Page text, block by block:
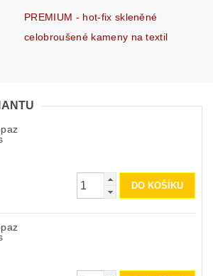
PREMIUM - hot-fix skleněné
celobroušené kameny na textil